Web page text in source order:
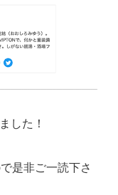
した！
是非ご一読下さ